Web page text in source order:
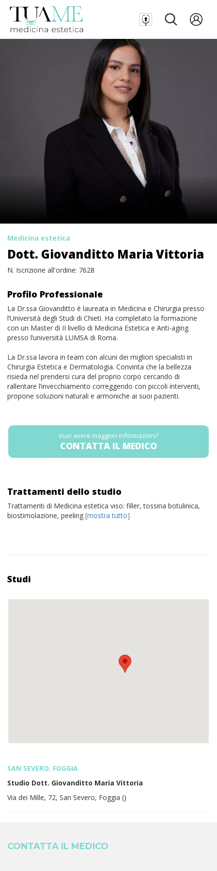
Medicina estetica
Dott. Giovanditto Maria Vittoria
N. Iscrizione all'ordine: 7628
Profilo Professionale
La Dr.ssa Giovanditto è laureata in Medicina e Chirurgia presso
l’Università degli Studi di Chieti. Ha completato la formazione
con un Master di II livello di Medicina Estetica e Anti-aging
presso l’università LUMSA di Roma.
La Dr.ssa lavora in team con alcuni dei migliori specialisti in
Chirurgia Estetica e Dermatologia. Convinta che la bellezza
risieda nel prendersi cura del proprio corpo cercando di
rallentare l’invecchiamento correggendo con piccoli interventi,
propone soluzioni naturali e armoniche ai suoi pazienti.
Vuoi avere maggiori informazioni?
CONTATTA IL MEDICO
Trattamenti dello studio
Trattamenti di Medicina estetica viso: filler, tossina botulinica,
biostimolazione, peeling [mostra tutto]
Studi
SAN SEVERO, FOGGIA
Studio Dott. Giovanditto Maria Vittoria
Via dei Mille, 72, San Severo, Foggia ()
CONTATTA IL MEDICO